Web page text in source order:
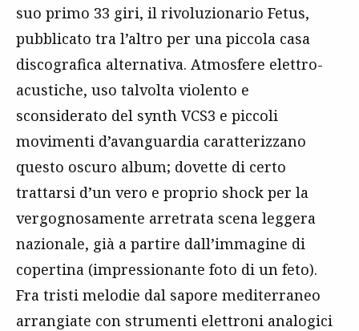
suo primo 33 giri, il rivoluzionario Fetus,
pubblicato tra l’altro per una piccola casa
discografica alternativa. Atmosfere elettro-
acustiche, uso talvolta violento e
sconsiderato del synth VCS3 e piccoli
movimenti d’avanguardia caratterizzano
questo oscuro album; dovette di certo
trattarsi d’un vero e proprio shock per la
vergognosamente arretrata scena leggera
nazionale, già a partire dall’immagine di
copertina (impressionante foto di un feto).
Fra tristi melodie dal sapore mediterraneo
arrangiate con strumenti elettroni analogici